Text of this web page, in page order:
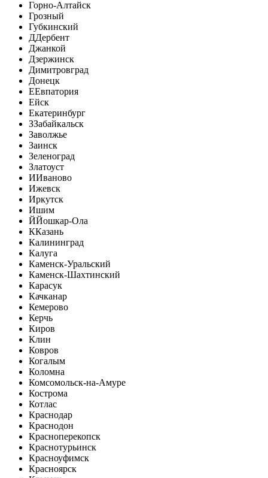
Горно-Алтайск
Грозный
Губкинский
ДДербент
Джанкой
Дзержинск
Димитровград
Донецк
ЕЕвпатория
Ейск
Екатеринбург
ЗЗабайкальск
Заволжье
Заинск
Зеленоград
Златоуст
ИИваново
Ижевск
Иркутск
Ишим
ЙЙошкар-Ола
ККазань
Калининград
Калуга
Каменск-Уральский
Каменск-Шахтинский
Карасук
Качканар
Кемерово
Керчь
Киров
Клин
Ковров
Когалым
Коломна
Комсомольск-на-Амуре
Кострома
Котлас
Краснодар
Краснодон
Красноперекопск
Краснотурьинск
Красноуфимск
Красноярск